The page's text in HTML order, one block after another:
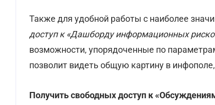
Также для удобной работы с наиболее
доступ к «Дашборду информационных
возможности, упорядоченные по
позволит видеть общую картину в
Получить свободных доступ к